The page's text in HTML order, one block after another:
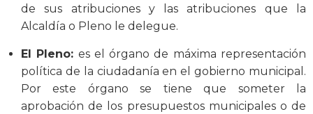
de sus atribuciones y las atribuciones que la
Alcaldía o Pleno le delegue.
El Pleno: es el órgano de máxima representación
política de la ciudadanía en el gobierno municipal.
Por este órgano se tiene que someter la
aprobación de los presupuestos municipales o de